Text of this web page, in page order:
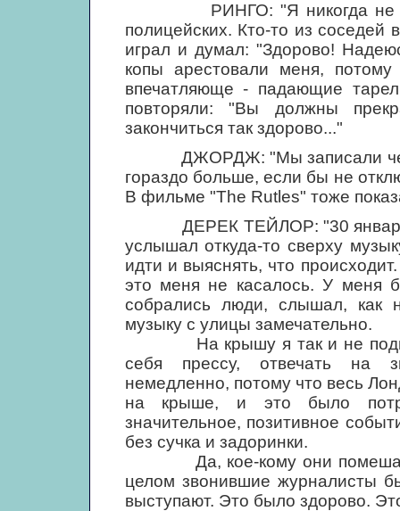
РИНГО: "Я никогда не
полицейских. Кто-то из соседей
играл и думал: "Здорово!
копы арестовали меня,
впечатляюще - падающие
повторяли: "Вы должны
закончиться так здорово..."
ДЖОРДЖ: "Мы записали
гораздо больше, если бы не
В фильме "The Rutles" тоже
ДЕРЕК ТЕЙЛОР: "30 января, в
услышал откуда-то сверху
идти и выяснять, что
это меня не касалось. У меня
собрались люди, слышал, как
музыку с улицы замечательно.
На крышу я так и не
себя прессу, отвечать на
немедленно, потому что весь
на крыше, и это было
значительное, позитивное
без сучка и задоринки.
Да, кое-кому они
целом звонившие журналисты
выступают. Это было здорово.